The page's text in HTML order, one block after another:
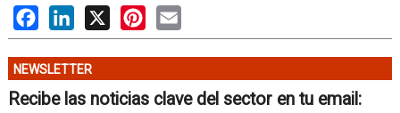
FacebookLinkedIn
X PinterestEmail
NEWSLETTER
Recibe las noticias clave del sector en tu email: